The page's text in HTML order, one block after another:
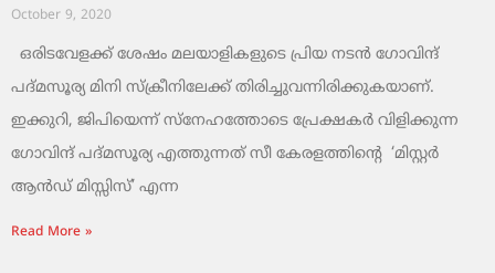
October 9, 2020
ഒരിടവേളക്ക് ശേഷം മലയാളികളുടെ പ്രിയ നടൻ ഗോവിന്ദ്
പദ്മസൂര്യ മിനി സ്‌ക്രീനിലേക്ക് തിരിച്ചുവന്നിരിക്കുകയാണ്.
ഇക്കുറി, ജിപിയെന്ന് സ്നേഹത്തോടെ പ്രേക്ഷകർ വിളിക്കുന്ന
ഗോവിന്ദ് പദ്മസൂര്യ എത്തുന്നത് സീ കേരളത്തിന്റെ ‘മിസ്റ്റർ
ആൻഡ് മിസ്സിസ്’ എന്ന
Read More »